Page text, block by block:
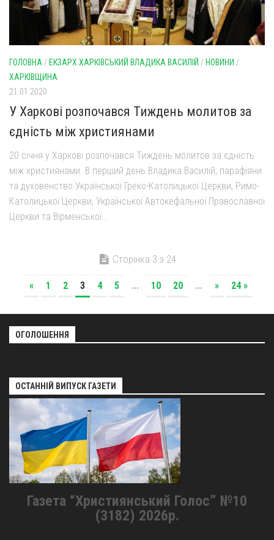
ГОЛОВНА / ЕКЗАРХ ХАРКІВСЬКИЙ ВЛАДИКА ВАСИЛІЙ / НОВИНИ /
ХАРКІВЩИНА
21.01.2020
У Харкові розпочався Тиждень молитов за
єдність між християнами
20 січня у Харкові розпочався Тиждень молитов за єдність
між християнами. В перший день Владика Василій, парафіяни
та духовенство Української Греко-Католицької Церкви, Римо-
Католицької Церкви, Української Автокефальної Православної
Церкви та Вірменської...
Сторінка 3 з 24
« 1 2 3 4 5 ... 10 20 ... » 24 »
ОГОЛОШЕННЯ
ОСТАННІЙ ВИПУСК ГАЗЕТИ
Газета “Християнський Голос” №10
(3182) 2026р.